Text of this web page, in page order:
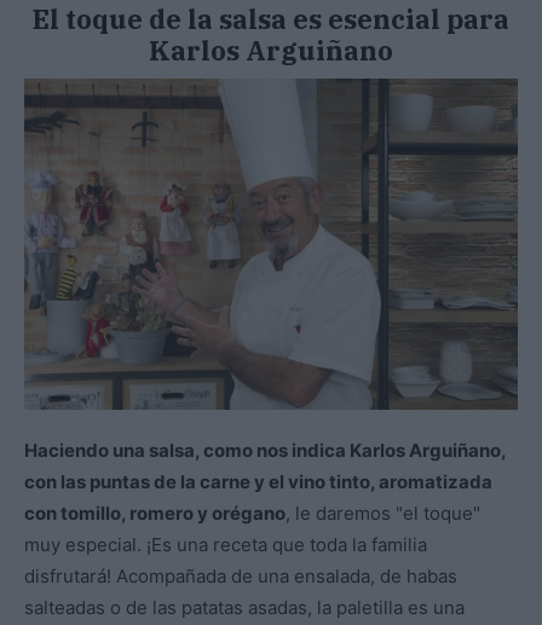
El toque de la salsa es esencial para
Karlos Arguiñano
Haciendo una salsa, como nos indica Karlos Arguiñano,
con las puntas de la carne y el vino tinto, aromatizada
con tomillo, romero y orégano, le daremos "el toque"
muy especial. ¡Es una receta que toda la familia
disfrutará! Acompañada de una ensalada, de habas
salteadas o de las patatas asadas, la paletilla es una